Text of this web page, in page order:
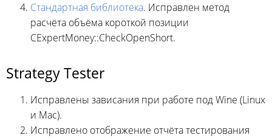
Стандартная библиотека. Исправлен метод
расчёта объёма короткой позиции
CExpertMoney::CheckOpenShort.
Strategy Tester
Исправлены зависания при работе под Wine (Linux
и Mac).
Исправлено отображение отчёта тестирования